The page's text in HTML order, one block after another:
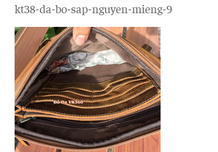
kt38-da-bo-sap-nguyen-mieng-9